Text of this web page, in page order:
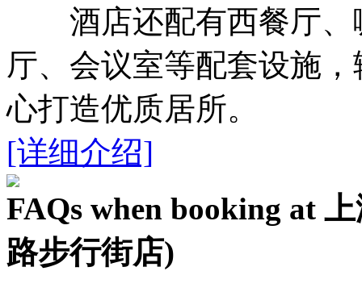
酒店还配有西餐厅、
厅、会议室等配套设施
心打造优质居所。
[详细介绍]
FAQs when booking at
路步行街店)